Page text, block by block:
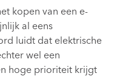
kopen van een e-
al eens
luidt dat elektrische
wel een
hoge prioriteit krijgt